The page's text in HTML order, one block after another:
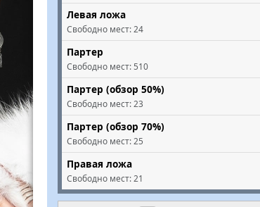
Левая ложа
Свободно мест: 24
Партер
Свободно мест: 510
Партер (обзор 50%)
Свободно мест: 23
Партер (обзор 70%)
Свободно мест: 25
Правая ложа
Свободно мест: 21